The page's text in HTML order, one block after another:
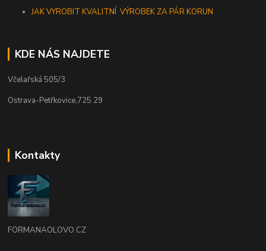
JAK VYROBIT KVALITNÍ VÝROBEK ZA PÁR KORUN
KDE NÁS NAJDETE
Včelařská 505/3
Ostrava-Petřkovice,725 29
Kontakty
FORMANAOLOVO.CZ